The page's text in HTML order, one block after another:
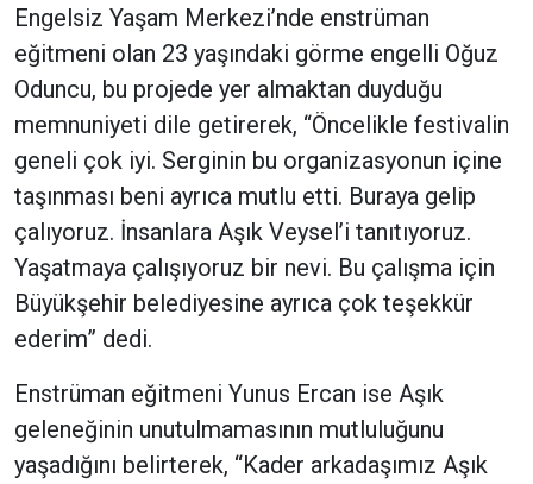
Engelsiz Yaşam Merkezi’nde enstrüman
eğitmeni olan 23 yaşındaki görme engelli Oğuz
Oduncu, bu projede yer almaktan duyduğu
memnuniyeti dile getirerek, “Öncelikle festivalin
geneli çok iyi. Serginin bu organizasyonun içine
taşınması beni ayrıca mutlu etti. Buraya gelip
çalıyoruz. İnsanlara Aşık Veysel’i tanıtıyoruz.
Yaşatmaya çalışıyoruz bir nevi. Bu çalışma için
Büyükşehir belediyesine ayrıca çok teşekkür
ederim” dedi.
Enstrüman eğitmeni Yunus Ercan ise Aşık
geleneğinin unutulmamasının mutluluğunu
yaşadığını belirterek, “Kader arkadaşımız Aşık